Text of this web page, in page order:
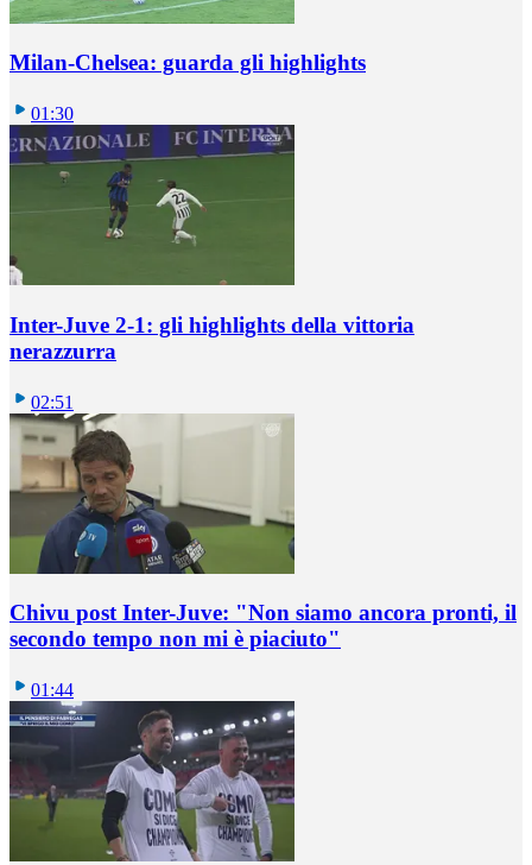
Milan-Chelsea: guarda gli highlights
01:30
Inter-Juve 2-1: gli highlights della vittoria
nerazzurra
02:51
Chivu post Inter-Juve: "Non siamo ancora pronti, il
secondo tempo non mi è piaciuto"
01:44